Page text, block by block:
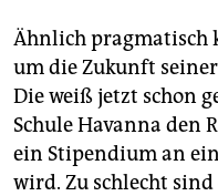
Ähnlich pragmatisch
um die Zukunft
Die weiß jetzt schon
Schule Havanna den
ein Stipendium an
wird. Zu schlecht